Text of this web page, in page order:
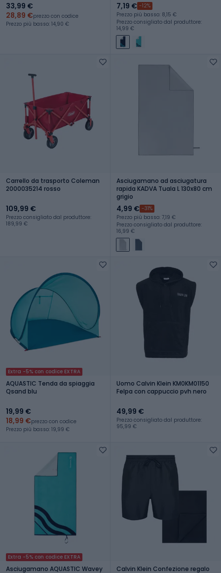
33,99 €
28,89 €prezzo con codice
Prezzo più basso: 14,90 €
7,19 € -12%
Prezzo più basso: 8,15 €
Prezzo consigliato dal produttore:
14,99 €
Carrello da trasporto Coleman
2000035214 rosso
109,99 €
Prezzo consigliato dal produttore:
189,99 €
Asciugamano ad asciugatura
rapida KADVA Tuala L 130x80 cm
grigio
4,99 € -31%
Prezzo più basso: 7,19 €
Prezzo consigliato dal produttore:
16,99 €
Extra -5% con codice EXTRA
AQUASTIC Tenda da spiaggia
Qsand blu
19,99 €
18,99 €prezzo con codice
Prezzo più basso: 19,99 €
Uomo Calvin Klein KM0KM01150
Felpa con cappuccio pvh nero
49,99 €
Prezzo consigliato dal produttore:
95,99 €
Extra -5% con codice EXTRA
Asciugamano AQUASTIC Wavey
Calvin Klein Confezione regalo